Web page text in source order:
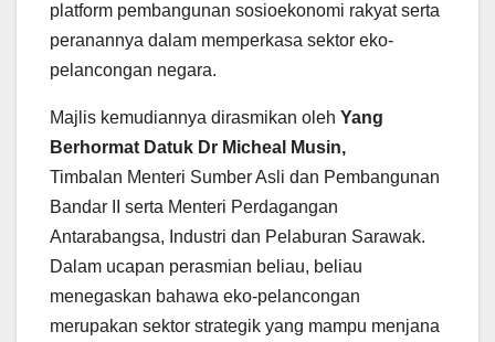
platform pembangunan sosioekonomi rakyat serta
peranannya dalam memperkasa sektor eko-
pelancongan negara.
Majlis kemudiannya dirasmikan oleh Yang
Berhormat Datuk Dr Micheal Musin,
Timbalan Menteri Sumber Asli dan Pembangunan
Bandar II serta Menteri Perdagangan
Antarabangsa, Industri dan Pelaburan Sarawak.
Dalam ucapan perasmian beliau, beliau
menegaskan bahawa eko-pelancongan
merupakan sektor strategik yang mampu menjana